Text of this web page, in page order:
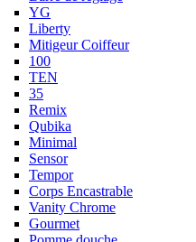
YG
Liberty
Mitigeur Coiffeur
100
TEN
35
Remix
Qubika
Minimal
Sensor
Tempor
Corps Encastrable
Vanity Chrome
Gourmet